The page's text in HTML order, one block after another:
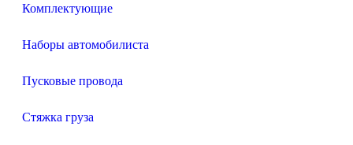
Комплектующие
Наборы автомобилиста
Пусковые провода
Стяжка груза